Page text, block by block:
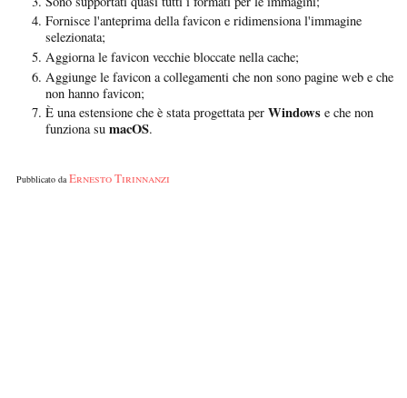
Fornisce l'anteprima della favicon e ridimensiona l'immagine
selezionata;
Aggiorna le favicon vecchie bloccate nella cache;
Aggiunge le favicon a collegamenti che non sono pagine web e che
non hanno favicon;
È una estensione che è stata progettata per Windows e che non
funziona su macOS.
Pubblicato daErnesto Tirinnanzi